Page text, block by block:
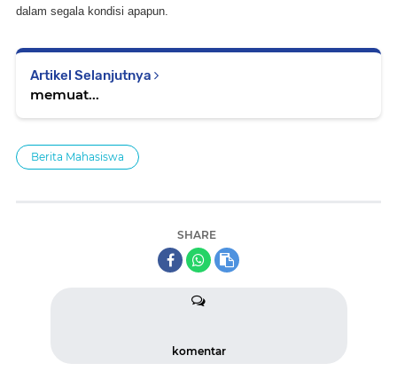
dalam segala kondisi apapun.
Artikel Selanjutnya
memuat...
Berita Mahasiswa
SHARE
komentar